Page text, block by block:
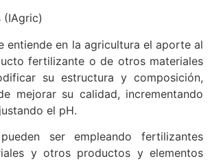
(IAgric)
entiende en la agricultura el aporte al
fertilizante o de otros materiales
su estructura y composición,
mejorar su calidad, incrementando
el pH.
ser empleando fertilizantes
y otros productos y elementos